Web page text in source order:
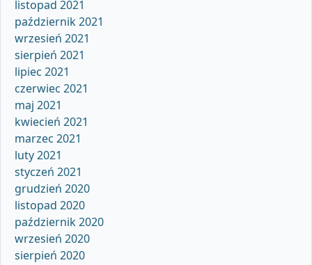
listopad 2021
październik 2021
wrzesień 2021
sierpień 2021
lipiec 2021
czerwiec 2021
maj 2021
kwiecień 2021
marzec 2021
luty 2021
styczeń 2021
grudzień 2020
listopad 2020
październik 2020
wrzesień 2020
sierpień 2020